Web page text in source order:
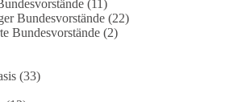
in Sachsen-Anhalt findet am 6.
stehen – jetzt müssen sie gesehen,
(11)
Bundesvorstände (22)
Bundesvorstände (2)
(33)